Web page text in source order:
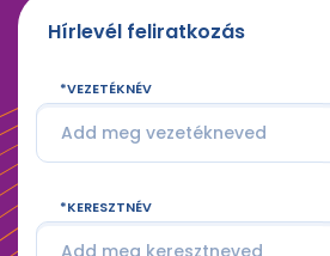
Hírlevél feliratkozás
VEZETÉKNÉV
KERESZTNÉV